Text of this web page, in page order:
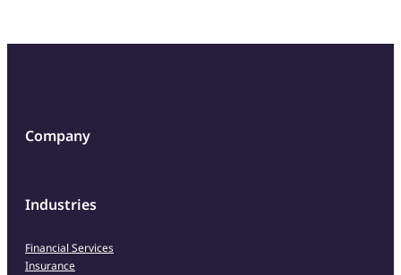
Company
Industries
Financial Services
Insurance